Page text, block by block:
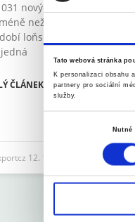
Tato webová stránka
K personalizaci obsahu
partnery pro sociální
služby.
Nutné
nových firem. To je o 5,5
než ve srovnatelném
loňského roku a zároveň
ČLÁNEK
12. 10. 2022